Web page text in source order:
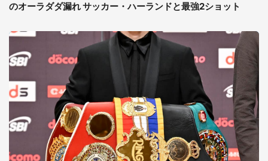
のオーラダダ漏れ サッカー・ハーランドと最強2ショット